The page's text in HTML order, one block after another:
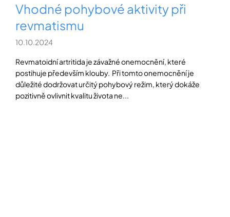
Vhodné pohybové aktivity při
revmatismu
10.10.2024
Revmatoidní artritida je závažné onemocnění, které
postihuje především klouby. Při tomto onemocnění je
důležité dodržovat určitý pohybový režim, který dokáže
pozitivně ovlivnit kvalitu života ne...